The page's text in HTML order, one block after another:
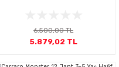
6.500,00 TL
5.879,02 TL